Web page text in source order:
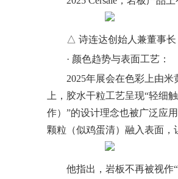
△ 诗连达创始人兼董事长
· 颜色趋势与表面工艺：
2025年展会在色彩上由
上，胶水干粒工艺呈现“轻细
作）”的设计理念也被广泛应
颗粒（似鸡蛋清）融入表面，
他指出，岩板不再被视作